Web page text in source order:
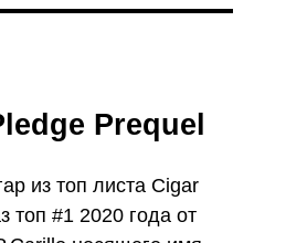
Prequel
из топ листа Cigar
топ #1 2020 года от